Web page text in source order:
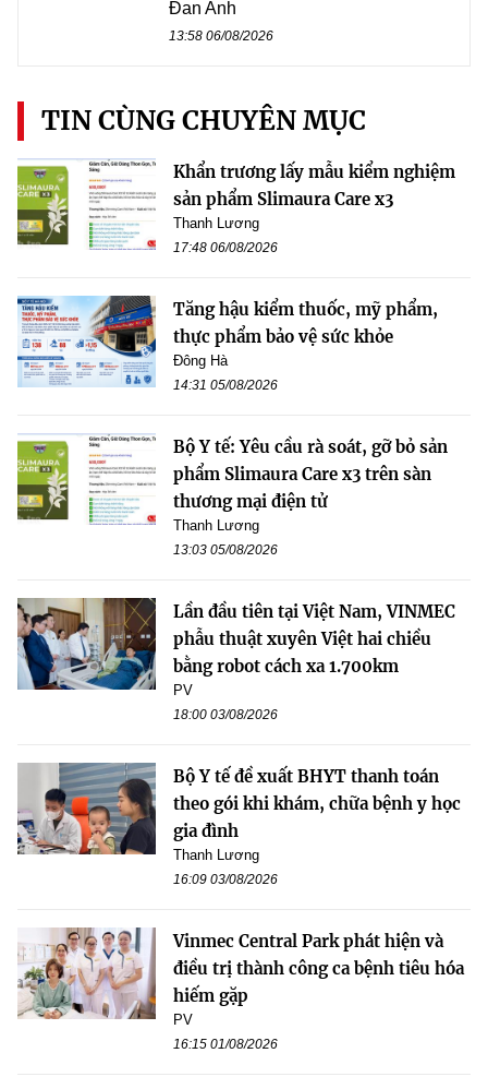
Đan Anh
13:58 06/08/2026
TIN CÙNG CHUYÊN MỤC
Khẩn trương lấy mẫu kiểm nghiệm
sản phẩm Slimaura Care x3
Thanh Lương
17:48 06/08/2026
Tăng hậu kiểm thuốc, mỹ phẩm,
thực phẩm bảo vệ sức khỏe
Đông Hà
14:31 05/08/2026
Bộ Y tế: Yêu cầu rà soát, gỡ bỏ sản
phẩm Slimaura Care x3 trên sàn
thương mại điện tử
Thanh Lương
13:03 05/08/2026
Lần đầu tiên tại Việt Nam, VINMEC
phẫu thuật xuyên Việt hai chiều
bằng robot cách xa 1.700km
PV
18:00 03/08/2026
Bộ Y tế đề xuất BHYT thanh toán
theo gói khi khám, chữa bệnh y học
gia đình
Thanh Lương
16:09 03/08/2026
Vinmec Central Park phát hiện và
điều trị thành công ca bệnh tiêu hóa
hiếm gặp
PV
16:15 01/08/2026